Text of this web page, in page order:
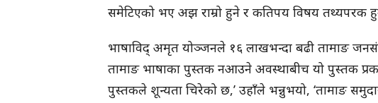
समेटिएको भए अझ राम्रो हुने र कतिपय विषय तथ्यपरक
भाषाविद् अमृत योञ्जनले १६ लाखभन्दा बढी तामाङ
तामाङ भाषाका पुस्तक नआउने अवस्थाबीच यो पुस्तक
पुस्तकले शून्यता चिरेको छ,’ उहाँले भन्नुभयो, ‘तामाङ